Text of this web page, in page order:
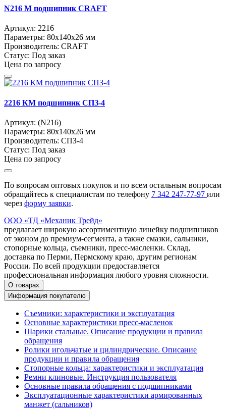
N216 M подшипник CRAFT
Артикул: 2216
Параметры: 80x140x26 мм
Производитель: CRAFT
Статус: Под заказ
Цена по запросу
2216 КМ подшипник СПЗ-4
Артикул: (N216)
Параметры: 80x140x26 мм
Производитель: СПЗ-4
Статус: Под заказ
Цена по запросу
По вопросам оптовых покупок и по всем остальным вопросам
обращайтесь к специалистам по телефону 7 342 247-77-97 или
через форму заявки.
ООО «ТД «Механик Трейд»
предлагает широкую ассортиментную линейку подшипников
от эконом до премиум-сегмента, а также смазки, сальники,
стопорные кольца, съемники, пресс-масленки. Склад,
доставка по Перми, Пермскому краю, другим регионам
России. По всей продукции предоставляется
профессиональная информация любого уровня сложности.
О товарах
Информация покупателю
Съемники: характеристики и эксплуатация
Основные характеристики пресс‑масленок
Шарики стальные. Описание продукции и правила
обращения
Ролики игольчатые и цилиндрические. Описание
продукции и правила обращения
Стопорные кольца: характеристики и эксплуатация
Ремни клиновые. Инструкция пользователя
Основные правила обращения с подшипниками
Эксплуатационные характеристики армированных
манжет (сальников)